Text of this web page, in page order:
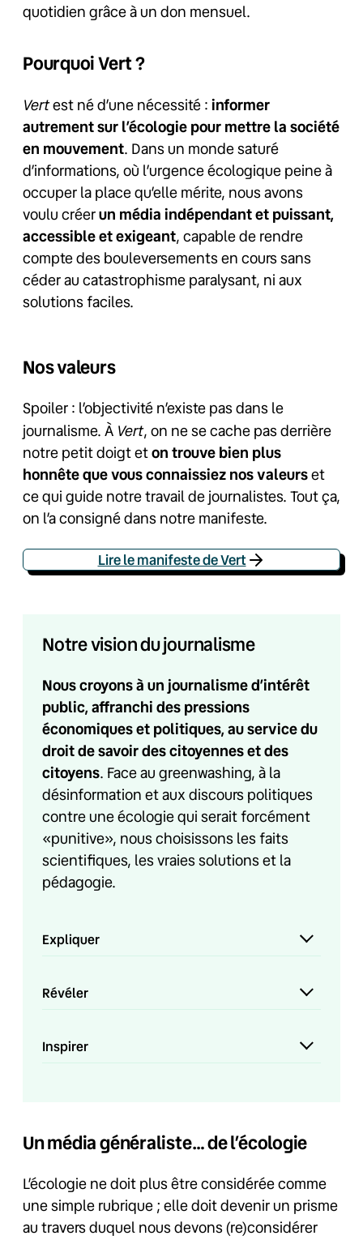
quotidien grâce à un don mensuel.
Pourquoi Vert ?
Vertest né d’une nécessité : informer
autrement sur l’écologie pour mettre la société
en mouvement. Dans un monde saturé
d’informations, où l’urgence écologique peine à
occuper la place qu’elle mérite, nous avons
voulu créerun média indépendant et puissant,
accessible et exigeant, capable de rendre
compte des bouleversements en cours sans
céder au catastrophisme paralysant, ni aux
solutions faciles.
Nos valeurs
Spoiler : l’objectivité n’existe pas dans le
journalisme. À Vert, on ne se cache pas derrière
notre petit doigt eton trouve bien plus
honnête que vous connaissiez nos valeurset
ce qui guide notre travail de journalistes. Tout ça,
on l’a consigné dans notre manifeste.
Lire le manifeste de Vert
Notre vision du journalisme
Nous croyons à un journalisme d’intérêt
public, affranchi des pressions
économiques et politiques, au service du
droit de savoir des citoyennes et des
citoyens. Face au greenwashing, à la
désinformation et aux discours politiques
contre une écologie qui serait forcément
«punitive», nous choisissons les faits
scientifiques, les vraies solutions et la
pédagogie.
Expliquer
Révéler
Inspirer
Un média généraliste… de l’écologie
L’écologie ne doit plus être considérée comme
une simple rubrique ; elle doit devenir un prisme
au travers duquel nous devons (re)considérer